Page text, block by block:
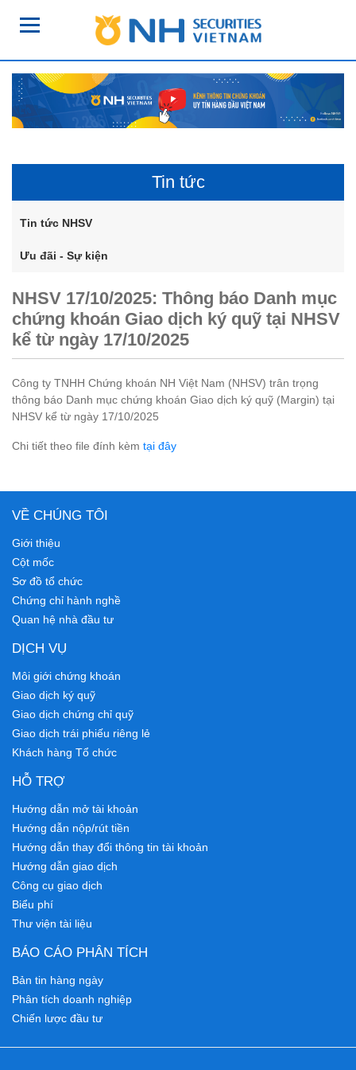
Tin tức
Tin tức NHSV
Ưu đãi - Sự kiện
NHSV 17/10/2025: Thông báo Danh mục
chứng khoán Giao dịch ký quỹ tại NHSV
kể từ ngày 17/10/2025
Công ty TNHH Chứng khoán NH Việt Nam (NHSV) trân trọng
thông báo Danh mục chứng khoán Giao dịch ký quỹ (Margin) tại
NHSV kể từ ngày 17/10/2025
Chi tiết theo file đính kèm tại đây
VỀ CHÚNG TÔI
Giới thiệu
Cột mốc
Sơ đồ tổ chức
Chứng chỉ hành nghề
Quan hệ nhà đầu tư
DỊCH VỤ
Môi giới chứng khoán
Giao dịch ký quỹ
Giao dịch chứng chỉ quỹ
Giao dịch trái phiếu riêng lẻ
Khách hàng Tổ chức
HỖ TRỢ
Hướng dẫn mở tài khoản
Hướng dẫn nộp/rút tiền
Hướng dẫn thay đổi thông tin tài khoản
Hướng dẫn giao dịch
Công cụ giao dịch
Biểu phí
Thư viện tài liệu
BÁO CÁO PHÂN TÍCH
Bản tin hàng ngày
Phân tích doanh nghiệp
Chiến lược đầu tư